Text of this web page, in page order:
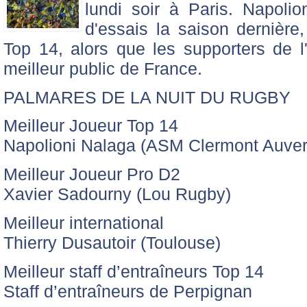
lundi soir à Paris.
d'essais la saison
Top 14, alors que les supporters de
meilleur public de France.
PALMARES DE LA NUIT DU RUGBY
Meilleur Joueur Top 14
Napolioni Nalaga (ASM Clermont
Meilleur Joueur Pro D2
Xavier Sadourny (Lou Rugby)
Meilleur international
Thierry Dusautoir (Toulouse)
Meilleur staff d’entraîneurs Top 14
Staff d’entraîneurs de Perpignan